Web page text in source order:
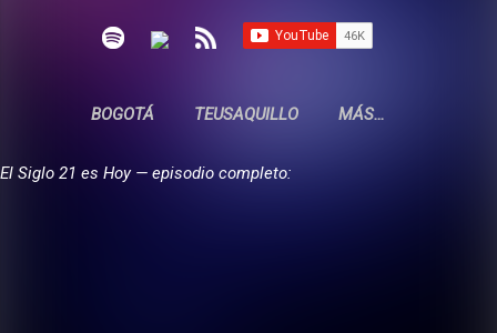
BOGOTÁ TEUSAQUILLO MÁS…
El Siglo 21 es Hoy — episodio completo: